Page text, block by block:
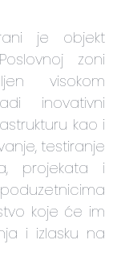
je objekt
zoni
visokom
inovativni
kao i
testiranje
projekata i
koje će im
i izlasku na